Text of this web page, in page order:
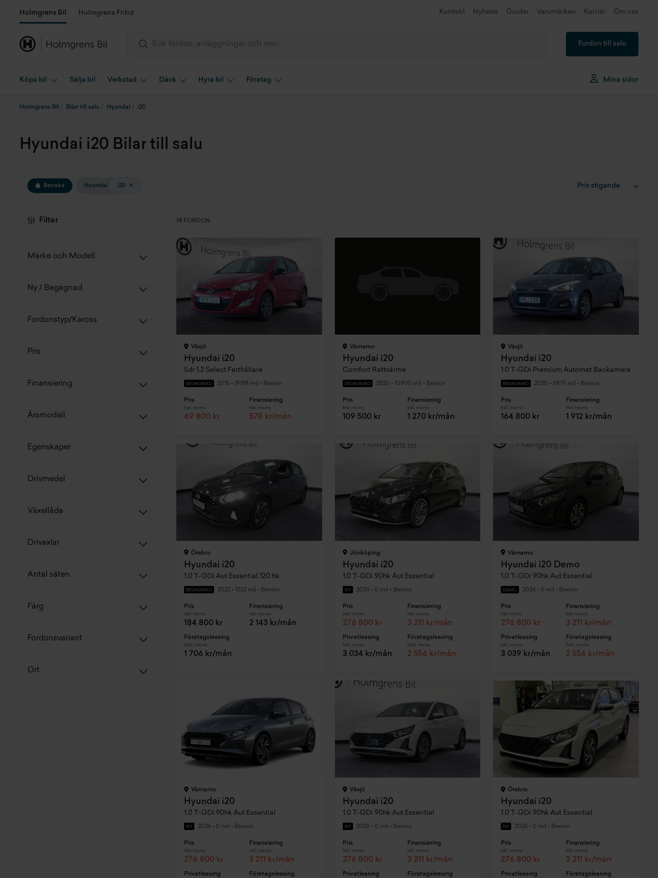
Holmgrens Bil Holmgrens Fritid Kontakt Nyheter Guider Varumärken Karriär Om oss
Fordon till salu
Köpa bil Sälja bil Verkstad Däck Hyra bil Företag Mina sidor
Holmgrens Bil Bilar till salu Hyundai i20
Hyundai i20 Bilar till salu
Bevaka Hyundai i20
Filter
Märke och Modell
Ny / Begagnad
Fordonstyp/Kaross
Pris
Finansiering
Årsmodell
Egenskaper
Drivmedel
Växellåda
Drivaxlar
Antal säten
Färg
Fordonsvariant
Ort
18 FORDON
Växjö
Hyundai i20
5dr 1.2 Select Farthållare
BEGAGNAD 2015 • 19198 mil • Bensin
Pris
Inkl. moms
49 800 kr
Finansiering
Inkl. moms
578 kr/mån
Värnamo
Hyundai i20
Comfort Rattvärme
BEGAGNAD 2020 • 10900 mil • Bensin
Pris
Inkl. moms
109 500 kr
Finansiering
Inkl. moms
1 270 kr/mån
Växjö
Hyundai i20
1.0 T-GDi Premium Automat Backamera
BEGAGNAD 2020 • 3979 mil • Bensin
Pris
Inkl. moms
164 800 kr
Finansiering
Inkl. moms
1 912 kr/mån
Örebro
Hyundai i20
1.0 T-GDi Aut Essential 120 hk
BEGAGNAD 2022 • 1232 mil • Bensin
Pris
Inkl. moms
184 800 kr
Finansiering
Inkl. moms
2 143 kr/mån
Företagsleasing
Exkl. moms
1 706 kr/mån
Jönköping
Hyundai i20
1.0 T-GDi 90hk Aut Essential
NY 2026 • 0 mil • Bensin
Pris
Inkl. moms
276 800 kr
Finansiering
Inkl. moms
3 211 kr/mån
Privatleasing
Inkl. moms
3 034 kr/mån
Företagsleasing
Exkl. moms
2 556 kr/mån
Värnamo
Hyundai i20 Demo
1.0 T-GDi 90hk Aut Essential
DEMO 2026 • 0 mil • Bensin
Pris
Inkl. moms
276 800 kr
Finansiering
Inkl. moms
3 211 kr/mån
Privatleasing
Inkl. moms
3 039 kr/mån
Företagsleasing
Exkl. moms
2 556 kr/mån
Värnamo
Hyundai i20
1.0 T-GDi 90hk Aut Essential
NY 2026 • 0 mil • Bensin
Pris
Inkl. moms
276 800 kr
Finansiering
Inkl. moms
3 211 kr/mån
Privatleasing Företagsleasing
Växjö
Hyundai i20
1.0 T-GDi 90hk Aut Essential
NY 2026 • 0 mil • Bensin
Pris
Inkl. moms
276 800 kr
Finansiering
Inkl. moms
3 211 kr/mån
Privatleasing Företagsleasing
Örebro
Hyundai i20
1.0 T-GDi 90hk Aut Essential
NY 2026 • 0 mil • Bensin
Pris
Inkl. moms
276 800 kr
Finansiering
Inkl. moms
3 211 kr/mån
Privatleasing Företagsleasing